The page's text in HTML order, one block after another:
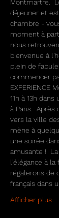
Montmartre.
déjeuner et
chambre -
moment à
nous
bienvenue à
plein de
commencer
EXPERIENCE
11h à 13h
à Paris.
vers la ville
mène à
une soirée
amusante !
l'élégance à la
régalerons de
français dans
Afficher plus